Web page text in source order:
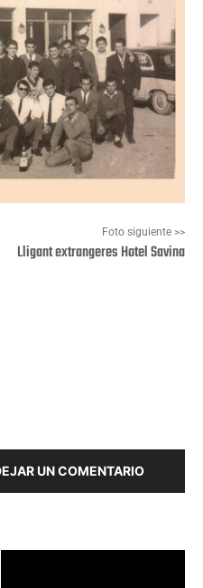
Foto siguiente >>
Lligant extrangeres Hotel Savina
UN COMENTARIO